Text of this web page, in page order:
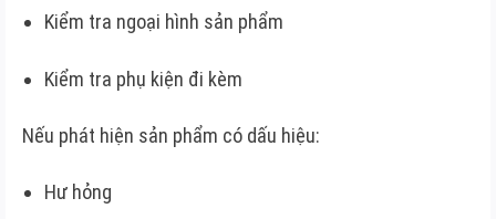
Kiểm tra ngoại hình sản phẩm
Kiểm tra phụ kiện đi kèm
Nếu phát hiện sản phẩm có dấu hiệu:
Hư hỏng